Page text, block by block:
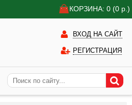
КОРЗИНА: 0 (0 р.)
ВХОД НА САЙТ
РЕГИСТРАЦИЯ